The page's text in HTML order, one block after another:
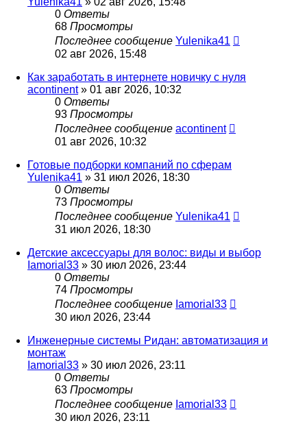
0 Ответы
68 Просмотры
Последнее сообщение Yulenika41
02 авг 2026, 15:48
Как заработать в интернете новичку с нуля
acontinent» 01 авг 2026, 10:32
0 Ответы
93 Просмотры
Последнее сообщение acontinent
01 авг 2026, 10:32
Готовые подборки компаний по сферам
Yulenika41 » 31 июл 2026, 18:30
0 Ответы
73 Просмотры
Последнее сообщение Yulenika41
31 июл 2026, 18:30
Детские аксессуары для волос: виды и выбор
Iamorial33 » 30 июл 2026, 23:44
0 Ответы
74 Просмотры
Последнее сообщение Iamorial33
30 июл 2026, 23:44
Инженерные системы Ридан: автоматизация и
монтаж
Iamorial33 » 30 июл 2026, 23:11
0 Ответы
63 Просмотры
Последнее сообщение Iamorial33
30 июл 2026, 23:11